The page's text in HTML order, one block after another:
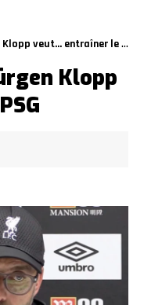
veut… entraîner le PSG
Klopp